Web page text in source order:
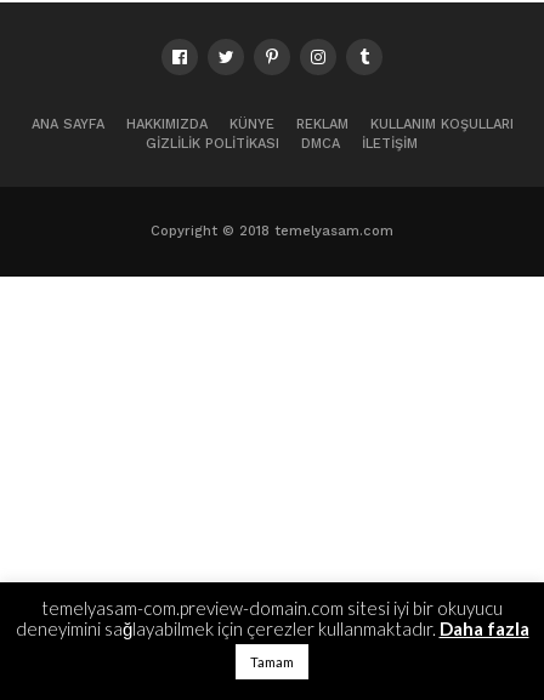
ANA SAYFA HAKKIMIZDA KÜNYE REKLAM
KULLANIM KOŞULLARI
GIZLILIK POLITIKASI
DMCA İLETIŞIM
Copyright © 2018 temelyasam.com
temelyasam-com.preview-domain.com sitesi iyi bir okuyucu
deneyimini sağlayabilmek için çerezler kullanmaktadır. Daha fazla
Tamam